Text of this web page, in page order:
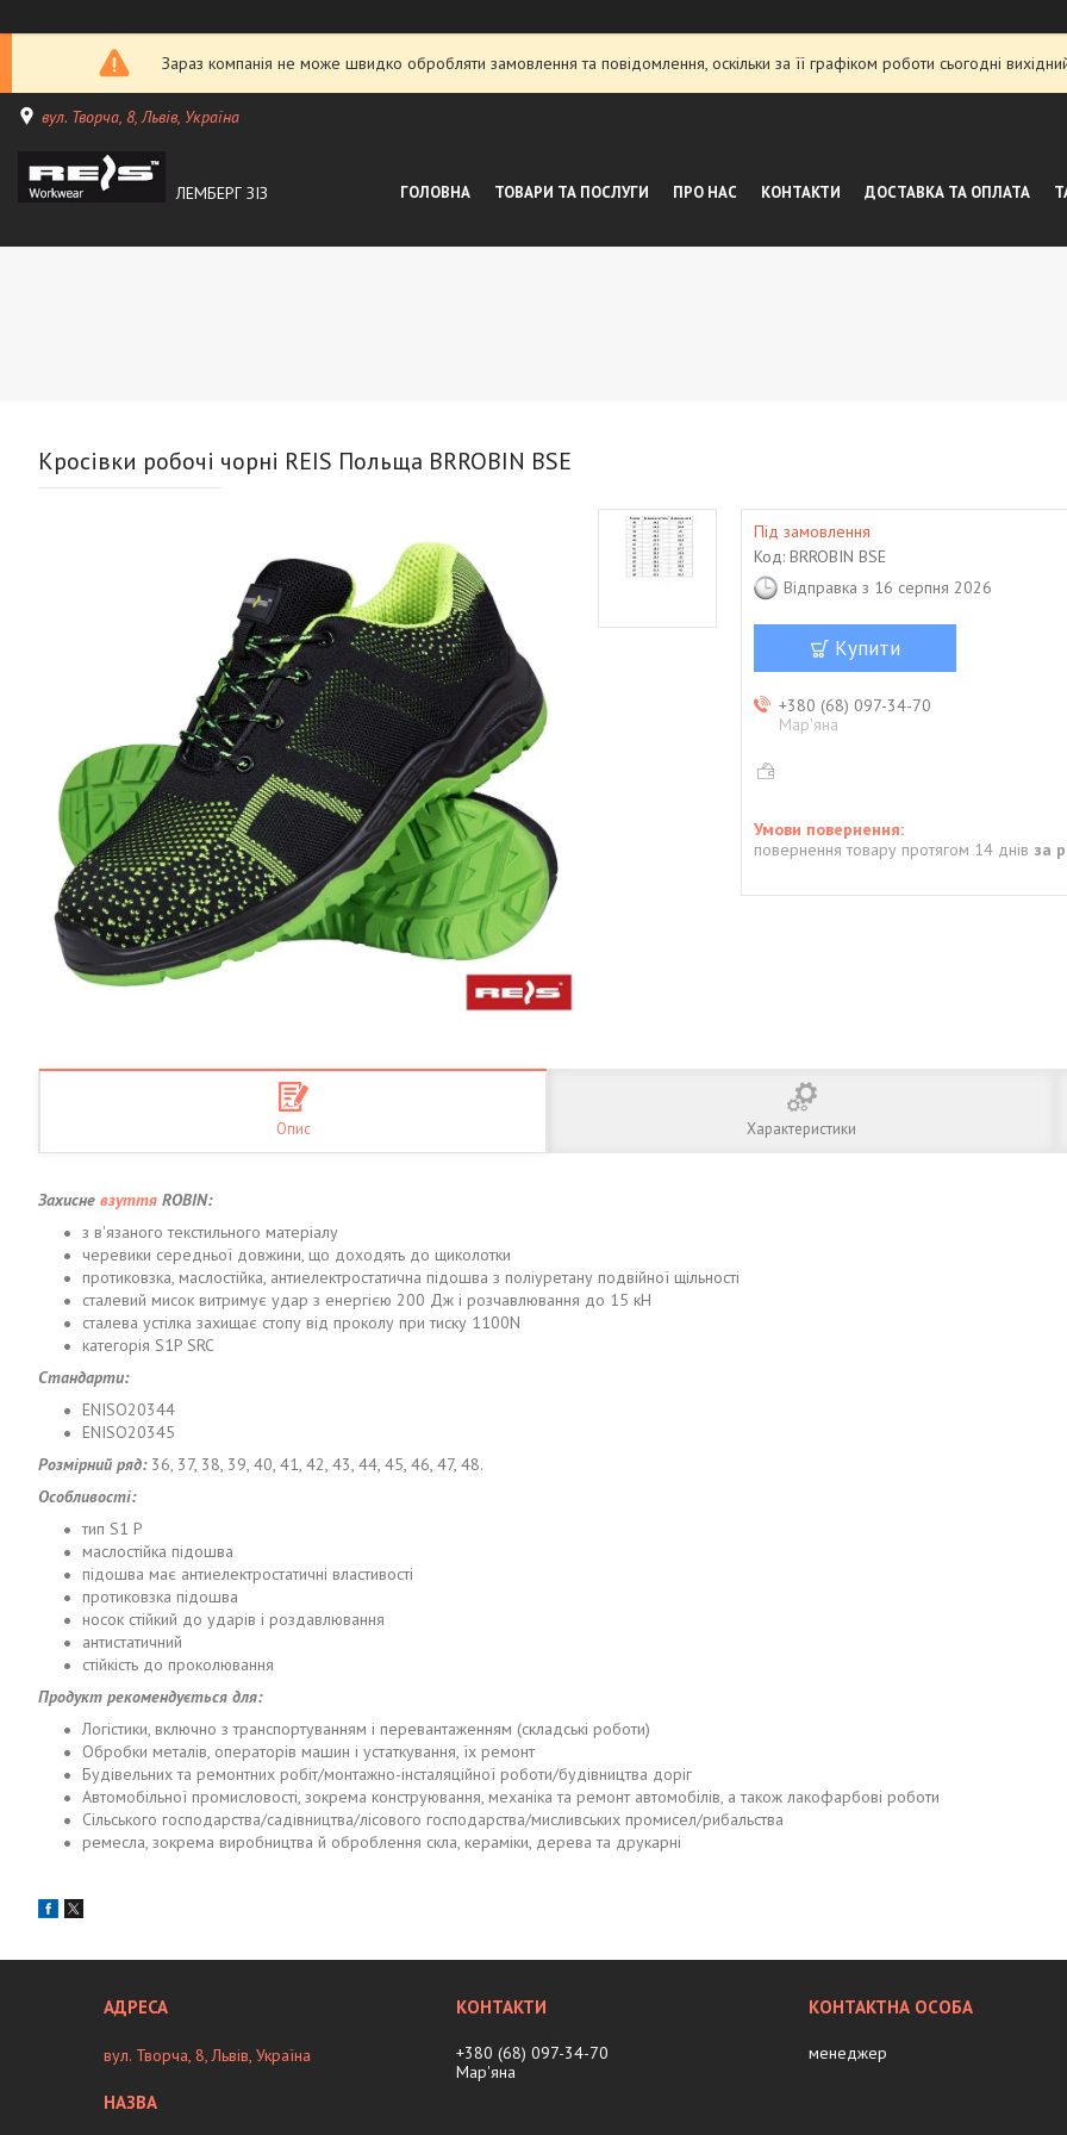
Зараз компанія не може швидко обробляти замовлення та повідомлення, оскільки за її графіком роботи сьогодні
вул. Творча, 8, Львів, Україна
ЛЕМБЕРГ ЗІЗ ГОЛОВНА ТОВАРИ ТА ПОСЛУГИ ПРО НАС КОНТАКТИ ДОСТАВКА ТА ОПЛАТА
Кросівки робочі чорні REIS Польща BRROBIN BSE
Під замовлення
Код: BRROBIN BSE
Відправка з 16 серпня 2026
Купити
+380 (68) 097-34-70
Мар'яна
повернення товару протягом 14 днів за
Опис Характеристики
Захисне взуття ROBIN:
з в'язаного текстильного матеріалу
черевики середньої довжини, що доходять до щиколотки
протиковзка, маслостійка, антиелектростатична підошва з поліуретану подвійної щільності
сталевий мисок витримує удар з енергією 200 Дж і розчавлювання до 15 кН
сталева устілка захищає стопу від проколу при тиску 1100N
категорія S1P SRC
Стандарти:
ENISO20344
ENISO20345
Розмірний ряд: 36, 37, 38, 39, 40, 41, 42, 43, 44, 45, 46, 47, 48.
Особливості:
тип S1 P
маслостійка підошва
підошва має антиелектростатичні властивості
протиковзка підошва
носок стійкий до ударів і роздавлювання
антистатичний
стійкість до проколювання
Продукт рекомендується для:
Логістики, включно з транспортуванням і перевантаженням (складські роботи)
Обробки металів, операторів машин і устаткування, їх ремонт
Будівельних та ремонтних робіт/монтажно-інсталяційної роботи/будівництва доріг
Автомобільної промисловості, зокрема конструювання, механіка та ремонт автомобілів, а також лакофарбові роботи
Сільського господарства/садівництва/лісового господарства/мисливських промисел/рибальства
ремесла, зокрема виробництва й оброблення скла, кераміки, дерева та друкарні
вул. Творча, 8, Львів, Україна
+380 (68) 097-34-70
Мар'яна
менеджер